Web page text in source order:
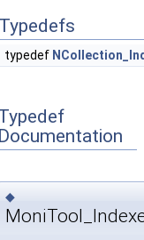
Typedefs
typedef
Documentation
◆